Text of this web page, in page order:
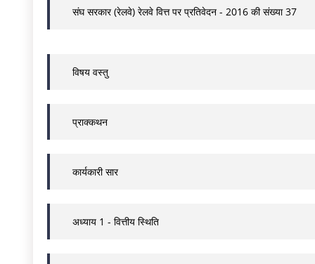
संघ सरकार (रेलवे) रेलवे वित्त पर प्रतिवेदन - 2016 की संख्या 37
विषय वस्तु
प्राक्कथन
कार्यकारी सार
अध्याय 1 - वित्तीय स्थिति